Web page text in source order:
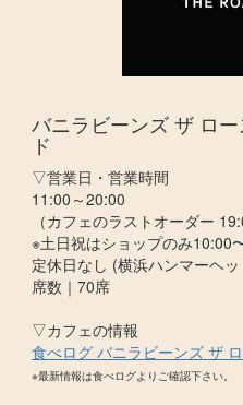
バニラビーンズ ザ ロ
ド
▽営業日・営業時間
11:00～20:00
（カフェのラストオーダー
※土日祝はショップのみ10:00
定休日なし (横浜ハンマーヘ
席数｜70席
▽カフェの情報
食べログ バニラビーンズ ザ
※最新情報は食べログよりご確認下さい。